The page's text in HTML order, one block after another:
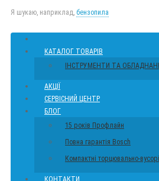
Я шукаю, наприклад, бензопила
КАТАЛОГ ТОВАРІВ
ІНСТРУМЕНТИ ТА
АКЦІЇ
СЕРВІСНИЙ ЦЕНТР
БЛОГ
15 років Профлайн
Повна гарантія Bosch
Компактні торцювально-